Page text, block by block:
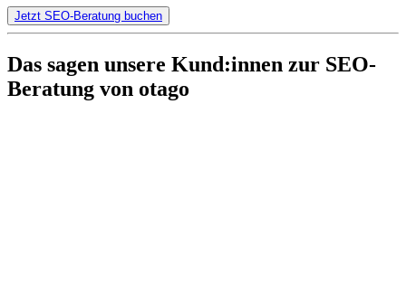
Jetzt SEO-Beratung buchen
Das sagen unsere Kund:innen zur SEO-
Beratung von otago